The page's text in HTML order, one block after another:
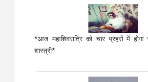
*आज महाशिवरात्रि को चार प्रहरों में
शास्त्री*